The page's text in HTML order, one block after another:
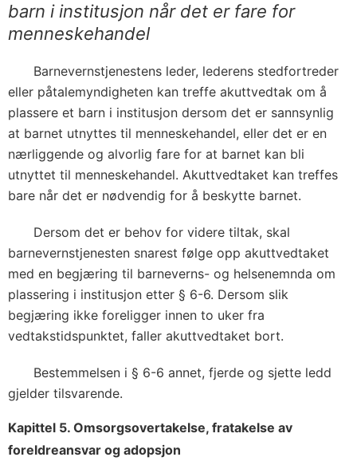
barn i institusjon når det er fare for
menneskehandel
Barnevernstjenestens leder, lederens stedfortreder
eller påtalemyndigheten kan treffe akuttvedtak om å
plassere et barn i institusjon dersom det er sannsynlig
at barnet utnyttes til menneskehandel, eller det er en
nærliggende og alvorlig fare for at barnet kan bli
utnyttet til menneskehandel. Akuttvedtaket kan treffes
bare når det er nødvendig for å beskytte barnet.
Dersom det er behov for videre tiltak, skal
barnevernstjenesten snarest følge opp akuttvedtaket
med en begjæring til barneverns- og helsenemnda om
plassering i institusjon etter § 6-6. Dersom slik
begjæring ikke foreligger innen to uker fra
vedtakstidspunktet, faller akuttvedtaket bort.
Bestemmelsen i § 6-6 annet, fjerde og sjette ledd
gjelder tilsvarende.
Kapittel 5. Omsorgsovertakelse, fratakelse av
foreldreansvar og adopsjon